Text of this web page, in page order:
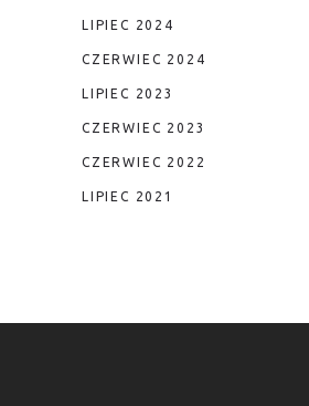
LIPIEC 2024
CZERWIEC 2024
LIPIEC 2023
CZERWIEC 2023
CZERWIEC 2022
LIPIEC 2021